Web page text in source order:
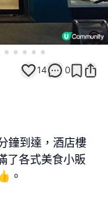
14 0
鐘到達，酒店樓
了各式美食小販
。